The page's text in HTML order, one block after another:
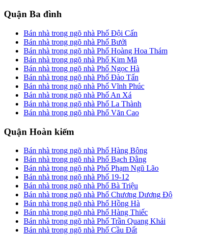
Quận Ba đình
Bán nhà trong ngõ nhà Phố Đội Cấn
Bán nhà trong ngõ nhà Phố Bưởi
Bán nhà trong ngõ nhà Phố Hoàng Hoa Thám
Bán nhà trong ngõ nhà Phố Kim Mã
Bán nhà trong ngõ nhà Phố Ngọc Hà
Bán nhà trong ngõ nhà Phố Đào Tấn
Bán nhà trong ngõ nhà Phố Vĩnh Phúc
Bán nhà trong ngõ nhà Phố An Xá
Bán nhà trong ngõ nhà Phố La Thành
Bán nhà trong ngõ nhà Phố Văn Cao
Quận Hoàn kiếm
Bán nhà trong ngõ nhà Phố Hàng Bông
Bán nhà trong ngõ nhà Phố Bạch Đằng
Bán nhà trong ngõ nhà Phố Phạm Ngũ Lão
Bán nhà trong ngõ nhà Phố 19-12
Bán nhà trong ngõ nhà Phố Bà Triệu
Bán nhà trong ngõ nhà Phố Chương Dương Độ
Bán nhà trong ngõ nhà Phố Hồng Hà
Bán nhà trong ngõ nhà Phố Hàng Thiếc
Bán nhà trong ngõ nhà Phố Trần Quang Khải
Bán nhà trong ngõ nhà Phố Cầu Đất